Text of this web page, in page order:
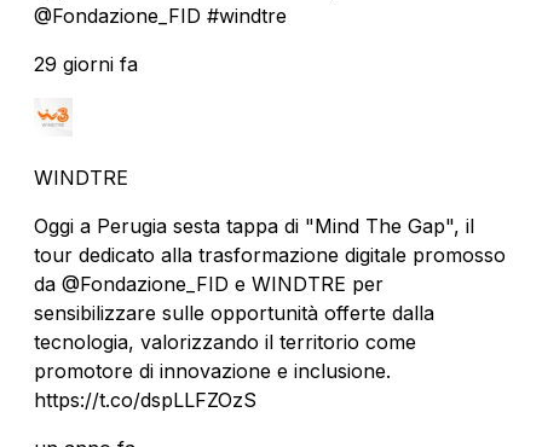
@Fondazione_FID #windtre
29 giorni fa
WINDTRE
Oggi a Perugia sesta tappa di "Mind The Gap", il
tour dedicato alla trasformazione digitale promosso
da @Fondazione_FID e WINDTRE per
sensibilizzare sulle opportunità offerte dalla
tecnologia, valorizzando il territorio come
promotore di innovazione e inclusione.
https://t.co/dspLLFZOzS